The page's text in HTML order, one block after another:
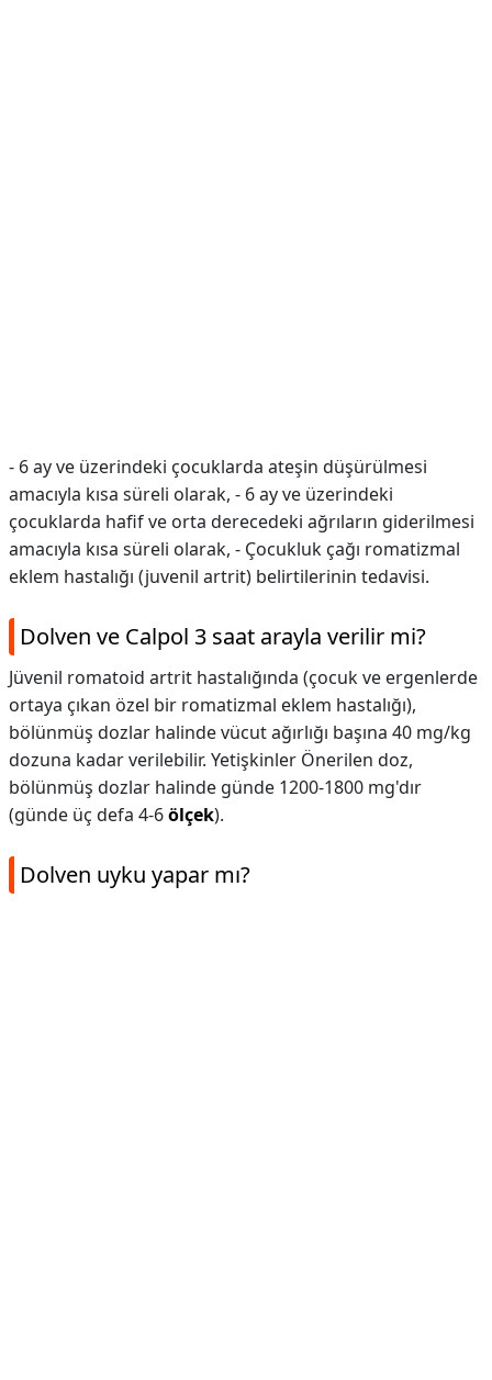
- 6 ay ve üzerindeki çocuklarda ateşin düşürülmesi
amacıyla kısa süreli olarak, - 6 ay ve üzerindeki
çocuklarda hafif ve orta derecedeki ağrıların giderilmesi
amacıyla kısa süreli olarak, - Çocukluk çağı romatizmal
eklem hastalığı (juvenil artrit) belirtilerinin tedavisi.
Dolven ve Calpol 3 saat arayla verilir mi?
Jüvenil romatoid artrit hastalığında (çocuk ve ergenlerde
ortaya çıkan özel bir romatizmal eklem hastalığı),
bölünmüş dozlar halinde vücut ağırlığı başına 40 mg/kg
dozuna kadar verilebilir. Yetişkinler Önerilen doz,
bölünmüş dozlar halinde günde 1200-1800 mg'dır
(günde üç defa 4-6ölçek).
Dolven uyku yapar mı?